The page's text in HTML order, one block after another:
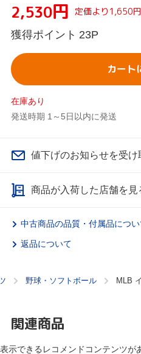
2,530円 定価より1,650
獲得ポイント 23P
カート
在庫あり
発送時期 1～5日以内に発送
値下げのお知らせを受け
商品が入荷した店舗を見
中古商品の品質・付属品につい
返品について
野球・ソフトボール MLB
関連商品
表示できるレコメンドコンテンツが